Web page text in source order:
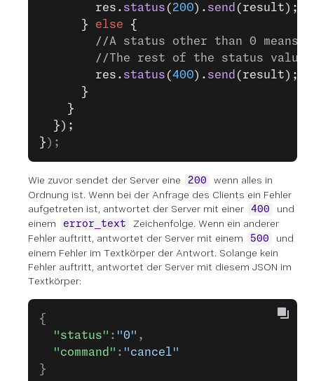
        res.
status ( 200). send (result);
      }
else {
//A status other than 0 means
//The rest of the status
        res.
status (400). send (result);
      }
    }
  });
} );
Wie zuvor sendet der Server eine 200
wenn alles in
Ordnung ist. Wenn bei der Anfrage des Clients ein Fehler
aufgetreten ist, antwortet der Server mit einer
400
und
einem
error_text
Zeichenfolge. Wenn ein anderer
Fehler auftritt, antwortet der Server mit einem
500
und
einem Fehler im Textkörper der Antwort. Solange kein
Fehler auftritt, antwortet der Server mit diesem JSON im
Textkörper:
{
  "status"
: "0" ,
  "command"
: "cancel"
}